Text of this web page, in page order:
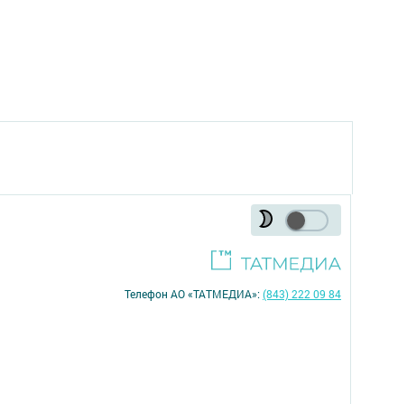
Телефон АО «ТАТМЕДИА»:(843) 222 09 84